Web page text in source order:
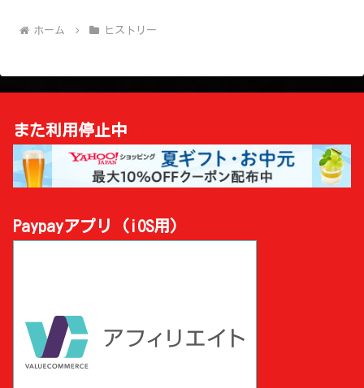
ホーム ヒストリー
また利用停止中
Paypayアプリ (iOS用)